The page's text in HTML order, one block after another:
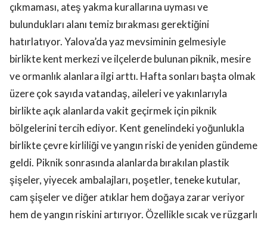
çıkmaması, ateş yakma kurallarına uyması ve
bulundukları alanı temiz bırakması gerektiğini
hatırlatıyor. Yalova’da yaz mevsiminin gelmesiyle
birlikte kent merkezi ve ilçelerde bulunan piknik, mesire
ve ormanlık alanlara ilgi arttı. Hafta sonları başta olmak
üzere çok sayıda vatandaş, aileleri ve yakınlarıyla
birlikte açık alanlarda vakit geçirmek için piknik
bölgelerini tercih ediyor. Kent genelindeki yoğunlukla
birlikte çevre kirliliği ve yangın riski de yeniden gündeme
geldi. Piknik sonrasında alanlarda bırakılan plastik
şişeler, yiyecek ambalajları, poşetler, teneke kutular,
cam şişeler ve diğer atıklar hem doğaya zarar veriyor
hem de yangın riskini artırıyor. Özellikle sıcak ve rüzgarlı